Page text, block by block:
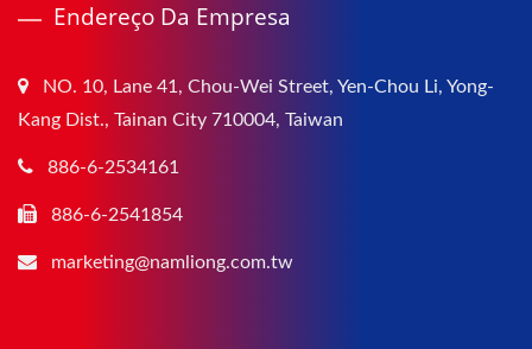
Endereço Da Empresa
NO. 10, Lane 41, Chou-Wei Street, Yen-Chou Li, Yong-
Kang Dist., Tainan City 710004, Taiwan
886-6-2534161
886-6-2541854
marketing@namliong.com.tw